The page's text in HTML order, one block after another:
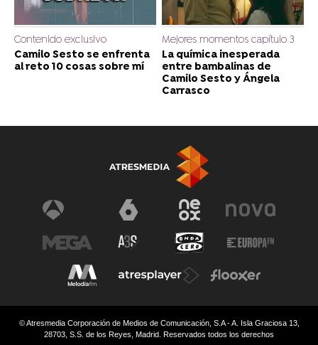
Contenido exclusivo
Camilo Sesto se enfrenta
al reto 10 cosas sobre mí
Mejores momentos capítulo 3
La química inesperada
entre bambalinas de
Camilo Sesto y Ángela
Carrasco
© Atresmedia Corporación de Medios de Comunicación, S.A - A. Isla Graciosa 13,
28703, S.S. de los Reyes, Madrid. Reservados todos los derechos